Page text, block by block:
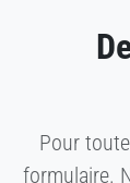
Pour
formulaire.